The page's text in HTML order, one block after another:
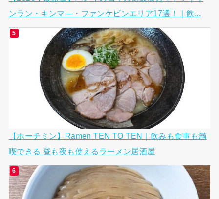
ンラン・キンマ―・ファンケビンエリア17選！｜飲...
【ホーチミン】Ramen TEN TO TEN｜飲みも食事も満
喫できる 昼も夜も使えるラーメン居酒屋